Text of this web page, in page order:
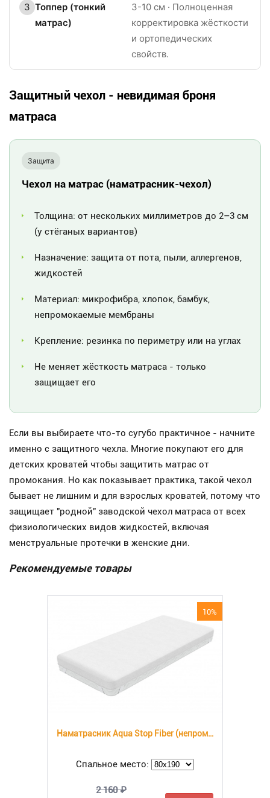
3 Топпер (тонкий
матрас)
3-10 см · Полноценная
корректировка жёсткости
и ортопедических
свойств.
Защитный чехол - невидимая броня
матраса
Защита
Чехол на матрас (наматрасник-чехол)
Толщина: от нескольких миллиметров до 2–3 см
(у стёганых вариантов)
Назначение: защита от пота, пыли, аллергенов,
жидкостей
Материал: микрофибра, хлопок, бамбук,
непромокаемые мембраны
Крепление: резинка по периметру или на углах
Не меняет жёсткость матраса - только
защищает его
Если вы выбираете что-то сугубо практичное - начните
именно с защитного чехла. Многие покупают его для
детских кроватей чтобы защитить матрас от
промокания. Но как показывает практика, такой чехол
бывает не лишним и для взрослых кроватей, потому что
защищает "родной" заводской чехол матраса от всех
физиологических видов жидкостей, включая
менструальные протечки в женские дни.
Рекомендуемые товары
10%
Наматрасник Aqua Stop Fiber (непромокаемый)
Спальное место:
2 160 ₽